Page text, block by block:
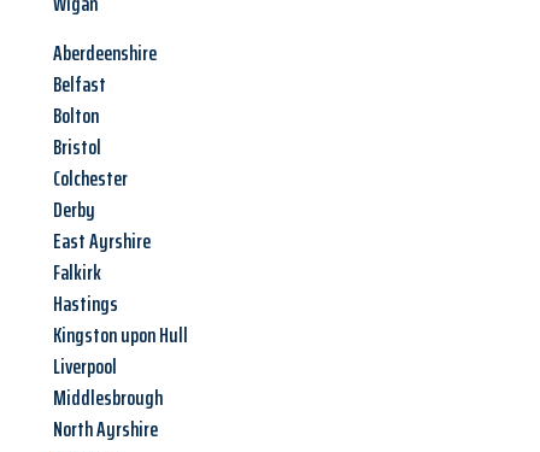
Aberdeenshire
Belfast
Bolton
Bristol
Colchester
Derby
East Ayrshire
Falkirk
Hastings
Kingston upon Hull
Liverpool
Middlesbrough
North Ayrshire